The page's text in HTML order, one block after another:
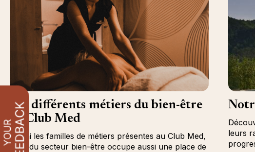
Les différents métiers du bien-être
au Club Med
Parmi les familles de métiers présentes au Club Med,
celle du secteur bien-être occupe aussi une place de
leurs